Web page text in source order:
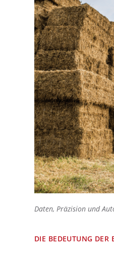
Daten, Präzision und
DIE BEDEUTUNG DER